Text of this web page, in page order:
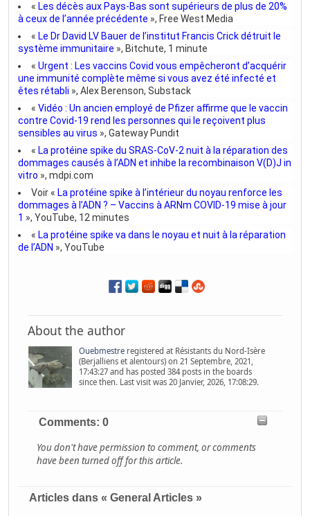
« Les décès aux Pays-Bas sont supérieurs de plus de 20%
à ceux de l’année précédente », Free West Media
« Le Dr David LV Bauer de l’institut Francis Crick détruit le
système immunitaire », Bitchute, 1 minute
«Urgent : Les vaccins Covid vous empêcheront d’acquérir
une immunité complète même si vous avez été infecté et
êtes rétabli », Alex Berenson, Substack
«Vidéo : Un ancien employé de Pfizer affirme que le vaccin
contre Covid-19 rend les personnes qui le reçoivent plus
sensibles au virus », Gateway Pundit
« La protéine spike du SRAS-CoV-2 nuit à la réparation des
dommages causés à l’ADN et inhibe la recombinaison V(D)J in
vitro », mdpi.com
Voir « La protéine spike à l’intérieur du noyau renforce les
dommages à l’ADN ? – Vaccins à ARNm COVID-19 mise à jour
1 », YouTube, 12 minutes
« La protéine spike va dans le noyau et nuit à la réparation
de l’ADN », YouTube
About the author
Ouebmestreregistered at Résistants du Nord-Isère
(Berjalliens et alentours) on 21 Septembre, 2021,
17:43:27 and has posted 384 posts in the boards
since then. Last visit was 20 Janvier, 2026, 17:08:29.
Comments: 0
You don't have permission to comment, or comments
have been turned off for this article.
Articles dans « General Articles »